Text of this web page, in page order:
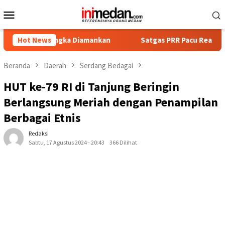
ke
Mobile
Hot News
Diamankan Satgas PRR Pacu Realisasi
Beranda Daerah Serdang Bedagai
HUT ke-79 RI di Tanjung Beringin
Berlangsung Meriah dengan Penampilan
Berbagai Etnis
Redaksi
Sabtu, 17 Agustus 2024 - 20:43
366 Dilihat